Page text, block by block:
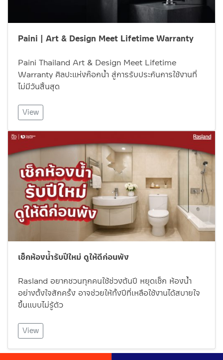
Paini | Art & Design Meet Lifetime Warranty
Paini Thailand Art & Design Meet Lifetime
Warranty ศิลปะแห่งก๊อกน้ำ สู่การรับประกันการใช้งานที่
ไม่มีวันสิ้นสุด
View
เช็กห้องน้ำรับปีใหม่ ดูให้ดีก่อนพัง
Rasland อยากชวนทุกคนใช้ช่วงต้นปี หยุดเช็ก ห้องน้ำ
อย่างตั้งใจสักครั้ง อาจช่วยให้ทั้งปีที่เหลือใช้งานได้สบายใจ
ขึ้นแบบไม่รู้ตัว
View